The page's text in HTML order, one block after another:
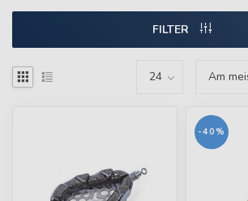
FILTER
-40%